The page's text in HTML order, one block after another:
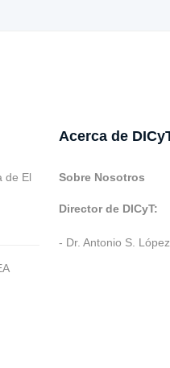
de El
Acerca de
Sobre Nosotros
Director de DICyT:
- Dr. Antonio S.